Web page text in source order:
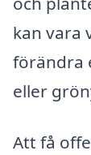
kan vara
förändra
eller
Att få